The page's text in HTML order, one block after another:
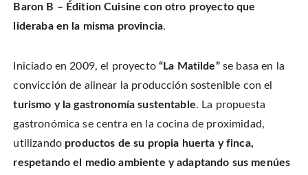
Baron B – Édition Cuisine con otro proyecto que
lideraba en la misma provincia.
Iniciado en 2009, el proyecto “La Matilde”se basa en la
convicción de alinear la producción sostenible con el
turismo y la gastronomía sustentable. La propuesta
gastronómica se centra en la cocina de proximidad,
utilizando productos de su propia huerta y finca,
respetando el medio ambiente y adaptando sus menúes